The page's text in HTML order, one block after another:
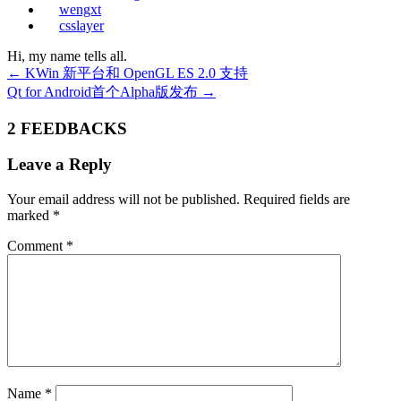
wengxt
csslayer
Hi, my name tells all.
← KWin 新平台和 OpenGL ES 2.0 支持
Qt for Android首个Alpha版发布 →
2 FEEDBACKS
Leave a Reply
Your email address will not be published. Required fields are
marked *
Comment *
Name *